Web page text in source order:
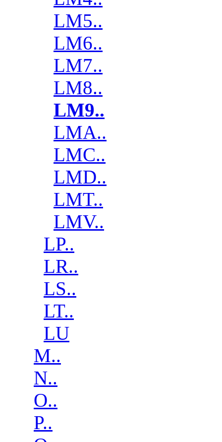
LM5..
LM6..
LM7..
LM8..
LM9..
LMA..
LMC..
LMD..
LMT..
LMV..
LP..
LR..
LS..
LT..
LU
M..
N..
O..
P..